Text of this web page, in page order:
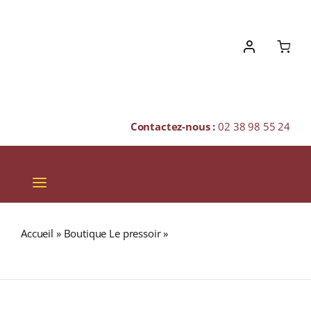
Contactez-nous :02 38 98 55 24
Toggle
Navigation
SPIRITUEUX
Accueil » Boutique Le pressoir»